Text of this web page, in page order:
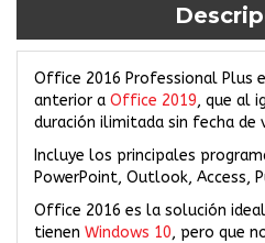
Office 2016 Professional Plus
anterior a Office 2019, que al
duración ilimitada sin fecha de
Incluye los principales
PowerPoint, Outlook, Access,
Office 2016 es la solución
tienen Windows 10, pero que